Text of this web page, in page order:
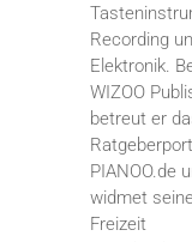
Recording
Elektronik.
WIZOO
betreut er
PIANOO.de
widmet
Freizeit